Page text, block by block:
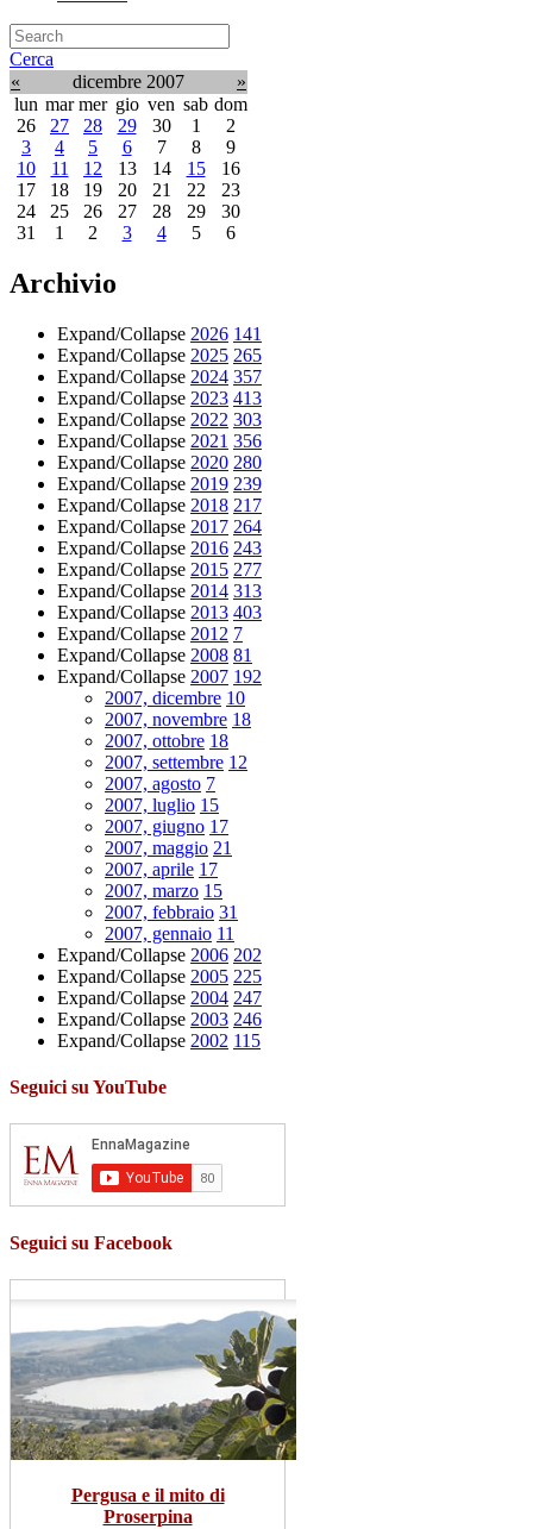
Cerca
«
dicembre 2007
»
lun mar mer gio ven sab dom
26
27 28 29 30 1
2
3
4 5 6 7 8
9
10
11 12 13 14 15
16
17
18 19 20 21 22
23
24
25 26 27 28 29
30
31
1 2 3 4 5 6
Archivio
Expand/Collapse 2026 141
Expand/Collapse 2025 265
Expand/Collapse 2024 357
Expand/Collapse 2023 413
Expand/Collapse 2022 303
Expand/Collapse 2021 356
Expand/Collapse 2020 280
Expand/Collapse 2019 239
Expand/Collapse 2018 217
Expand/Collapse 2017 264
Expand/Collapse 2016 243
Expand/Collapse 2015 277
Expand/Collapse 2014 313
Expand/Collapse 2013 403
Expand/Collapse 2012 7
Expand/Collapse 2008 81
Expand/Collapse 2007 192
2007, dicembre 10
2007, novembre 18
2007, ottobre 18
2007, settembre 12
2007, agosto 7
2007, luglio 15
2007, giugno 17
2007, maggio 21
2007, aprile 17
2007, marzo 15
2007, febbraio 31
2007, gennaio 11
Expand/Collapse 2006 202
Expand/Collapse 2005 225
Expand/Collapse 2004 247
Expand/Collapse 2003 246
Expand/Collapse 2002 115
Seguici su YouTube
Seguici su Facebook
Pergusa e il mito di
Proserpina